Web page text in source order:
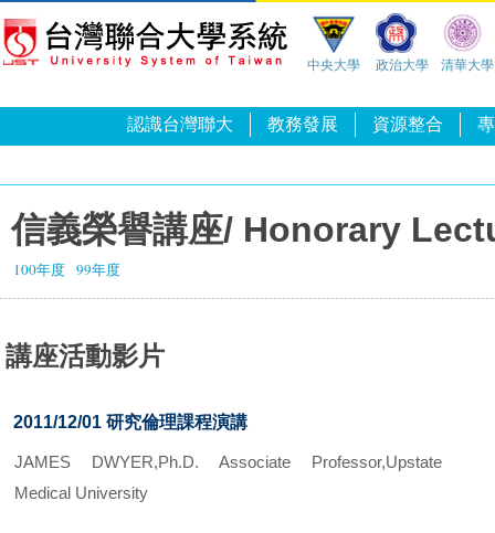
中央大學 政治大學 清華大學
認識台灣聯大 教務發展 資源整合
信義榮譽講座/ Honorary
100年度 99年度
講座活動影片
2011/12/01 研究倫理課程演講
JAMES DWYER,Ph.D. Associate Professor,Upstate
Medical University